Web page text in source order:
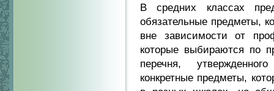
В средних классах
обязательные предметы,
вне зависимости от
которые выбираются по
перечня,
конкретные предметы,